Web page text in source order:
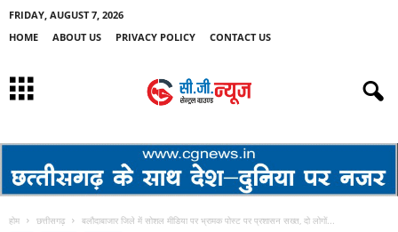
FRIDAY, AUGUST 7, 2026
HOME
ABOUT US PRIVACY POLICY CONTACT US
होम छत्तीसगढ़ बलौदाबाजार जिले में सोशल मीडिया पर भ्रामक पोस्ट पर प्रशासन सख्त, दो लोगों...